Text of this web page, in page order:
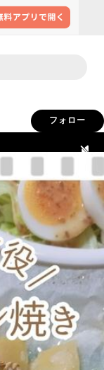
フォロー